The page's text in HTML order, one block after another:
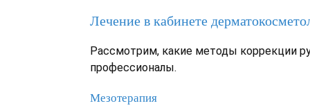
Лечение в кабинете
Рассмотрим, какие методы коррекции
профессионалы.
Мезотерапия